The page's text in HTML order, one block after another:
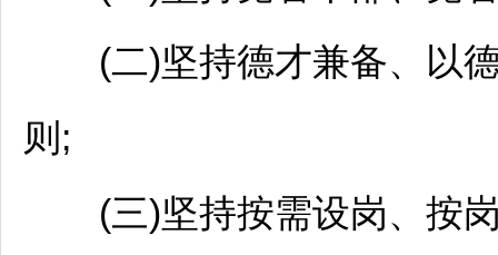
(二)坚持德才兼备、以德
则;
(三)坚持按需设岗、按